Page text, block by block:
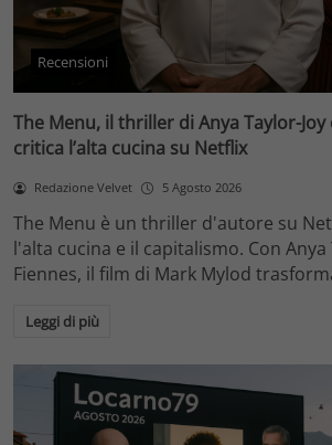
Recensioni
The Menu, il thriller di Anya Taylor-Joy
critica l’alta cucina su Netflix
Redazione Velvet 5 Agosto 2026
The Menu è un thriller d'autore su
l'alta cucina e il capitalismo. Con Anya
Fiennes, il film di Mark Mylod
Leggi di più